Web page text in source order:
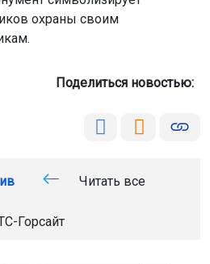
охраны своим
Поделиться новостью:
Читать все
Горсайт